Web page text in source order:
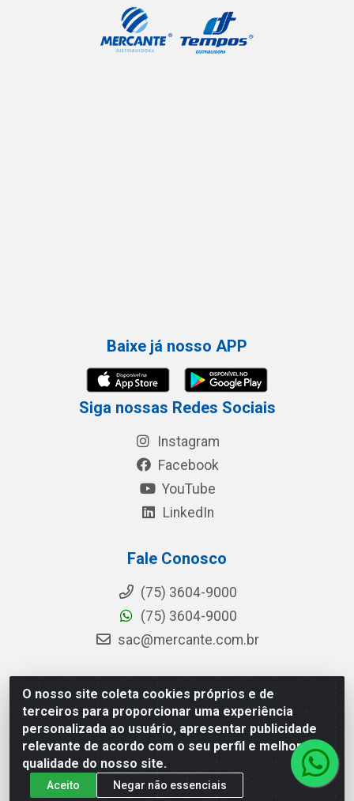
O nosso site coleta cookies próprios e de
terceiros para proporcionar uma experiência
personalizada ao usuário, apresentar publicidade
relevante de acordo com o seu perfil e melhorar a
qualidade do nosso site.
Aceito Negar não essenciais
Baixe já nosso APP
Siga nossas Redes Sociais
Instagram
Facebook
YouTube
LinkedIn
Fale Conosco
(75) 3604-9000
(75) 3604-9000
sac@mercante.com.br
Mercante Distribuidora - Rua Mercante, 699 - Aviário,
Feira de Santana/BA - CEP 44.096-218 - CNPJ
96.755.848/0001-08